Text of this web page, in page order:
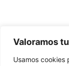
Valoramos
Usamos cookies
Redes Cristianas
Una mirada